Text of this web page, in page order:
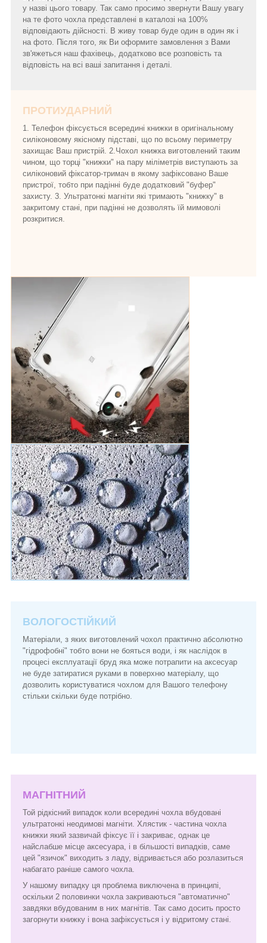
у назві цього товару. Так само просимо звернути Вашу увагу
на те фото чохла представлені в каталозі на 100%
відповідають дійсності. В живу товар буде один в один як і
на фото. Після того, як Ви оформите замовлення з Вами
зв'яжеться наш фахівець, додатково все розповість та
відповість на всі ваші запитання і деталі.
ПРОТИУДАРНИЙ
1. Телефон фіксується всередині книжки в оригінальному
силіконовому якісному підставі, що по всьому периметру
захищає Ваш пристрій. 2.Чохол книжка виготовлений таким
чином, що торці "книжки" на пару міліметрів виступають за
силіконовий фіксатор-тримач в якому зафіксовано Ваше
пристрої, тобто при падінні буде додатковий "буфер"
захисту. 3. Ультратонкі магніти які тримають "книжку" в
закритому стані, при падінні не дозволять їй мимоволі
розкритися.
ВОЛОГОСТІЙКИЙ
Матеріали, з яких виготовлений чохол практично абсолютно
"гідрофобні" тобто вони не бояться води, і як наслідок в
процесі експлуатації бруд яка може потрапити на аксесуар
не буде затиратися руками в поверхню матеріалу, що
дозволить користуватися чохлом для Вашого телефону
стільки скільки буде потрібно.
МАГНІТНИЙ
Той рідкісний випадок коли всередині чохла вбудовані
ультратонкі неодимові магніти. Хлястик - частина чохла
книжки який зазвичай фіксує її і закриває, однак це
найслабше місце аксесуара, і в більшості випадків, саме
цей "язичок" виходить з ладу, відривається або розлазиться
набагато раніше самого чохла.
У нашому випадку ця проблема виключена в принципі,
оскільки 2 половинки чохла закриваються "автоматично"
завдяки вбудованим в них магнітів. Так само досить просто
загорнути книжку і вона зафіксується і у відритому стані.